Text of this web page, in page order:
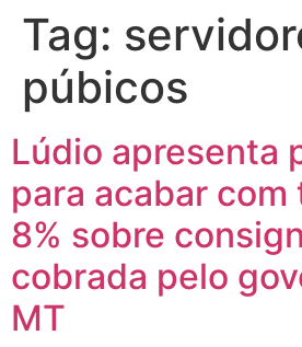
Tag:
púbicos
Lúdio apresenta
para acabar com
8% sobre
cobrada pelo
MT